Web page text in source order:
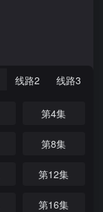
线路2 线路3
第4集
第8集
第12集
第16集